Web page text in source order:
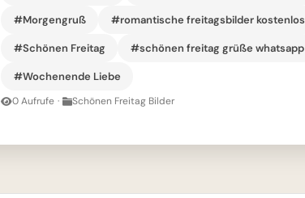
#Morgengruß #romantische freitagsbilder kostenlos
#Schönen Freitag #schönen freitag grüße whatsapp
#Wochenende Liebe
0 Aufrufe · Schönen Freitag Bilder